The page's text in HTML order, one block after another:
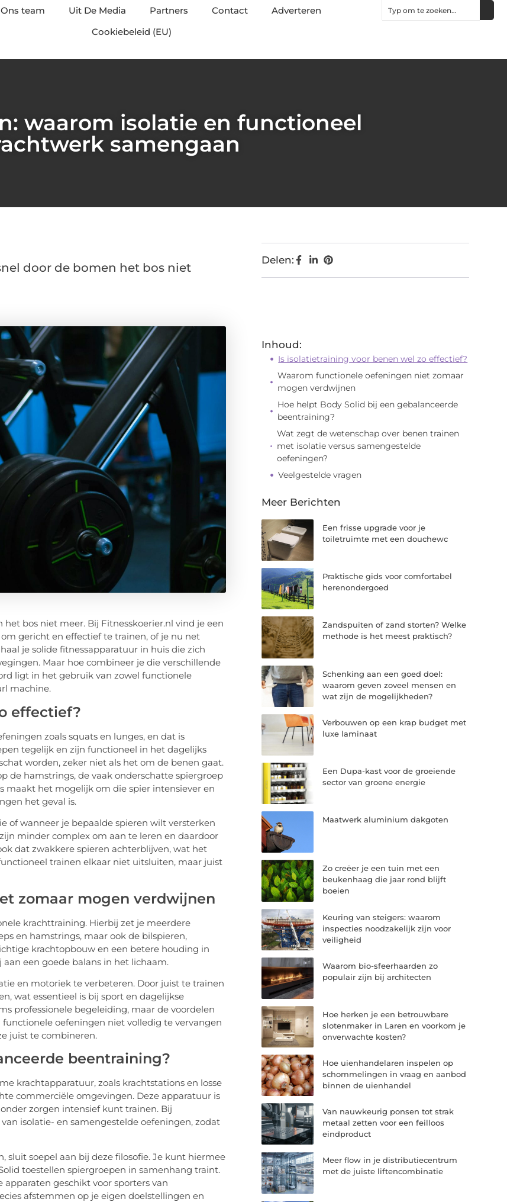
Ons team Uit De Media Partners Contact
Adverteren
Cookiebeleid (EU)
waarom isolatie en functioneel
samengaan
door de bomen het bos niet
bos niet meer. Bij Fitnesskoerier.nl vind je een
gericht en effectief te trainen, of je nu net
haal je solide fitnessapparatuur in huis die zich
Maar hoe combineer je die verschillende
ligt in het gebruik van zowel functionele
machine.
effectief?
zoals squats en lunges, en dat is
tegelijk en zijn functioneel in het dagelijks
worden, zeker niet als het om de benen gaat.
de hamstrings, de vaak onderschatte spiergroep
maakt het mogelijk om die spier intensiever en
het geval is.
of wanneer je bepaalde spieren wilt versterken
minder complex om aan te leren en daardoor
dat zwakkere spieren achterblijven, wat het
trainen elkaar niet uitsluiten, maar juist
zomaar mogen verdwijnen
krachttraining. Hierbij zet je meerdere
en hamstrings, maar ook de bilspieren,
krachtopbouw en een betere houding in
een goede balans in het lichaam.
en motoriek te verbeteren. Door juist te trainen
wat essentieel is bij sport en dagelijkse
professionele begeleiding, maar de voordelen
oefeningen niet volledig te vervangen
juist te combineren.
beentraining?
krachtapparatuur, zoals krachtstations en losse
commerciële omgevingen. Deze apparatuur is
zorgen intensief kunt trainen. Bij
isolatie- en samengestelde oefeningen, zodat
sluit soepel aan bij deze filosofie. Je kunt hiermee
toestellen spiergroepen in samenhang traint.
geschikt voor sporters van
afstemmen op je eigen doelstellingen en
Delen:
Inhoud:
Is isolatietraining voor benen wel zo effectief?
Waarom functionele oefeningen niet zomaar
mogen verdwijnen
Hoe helpt Body Solid bij een gebalanceerde
beentraining?
Wat zegt de wetenschap over benen trainen
met isolatie versus samengestelde
oefeningen?
Veelgestelde vragen
Meer Berichten
Een frisse upgrade voor je
toiletruimte met een douchewc
Praktische gids voor comfortabel
herenondergoed
Zandspuiten of zand storten? Welke
methode is het meest praktisch?
Schenking aan een goed doel:
waarom geven zoveel mensen en
wat zijn de mogelijkheden?
Verbouwen op een krap budget met
luxe laminaat
Een Dupa-kast voor de groeiende
sector van groene energie
Maatwerk aluminium dakgoten
Zo creëer je een tuin met een
beukenhaag die jaar rond blijft
boeien
Keuring van steigers: waarom
inspecties noodzakelijk zijn voor
veiligheid
Waarom bio-sfeerhaarden zo
populair zijn bij architecten
Hoe herken je een betrouwbare
slotenmaker in Laren en voorkom je
onverwachte kosten?
Hoe uienhandelaren inspelen op
schommelingen in vraag en aanbod
binnen de uienhandel
Van nauwkeurig ponsen tot strak
metaal zetten voor een feilloos
eindproduct
Meer flow in je distributiecentrum
met de juiste liftencombinatie